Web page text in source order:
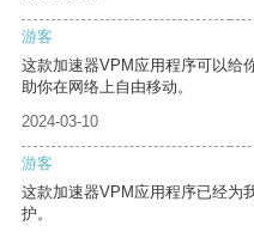
游客
这款加速器VPM应用程序可以给
助你在网络上自由移动。
2024-03-10
游客
这款加速器VPM应用程序已经为
护。